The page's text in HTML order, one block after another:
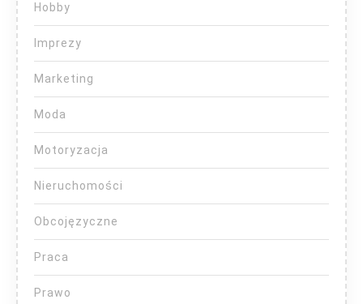
Hobby
Imprezy
Marketing
Moda
Motoryzacja
Nieruchomości
Obcojęzyczne
Praca
Prawo